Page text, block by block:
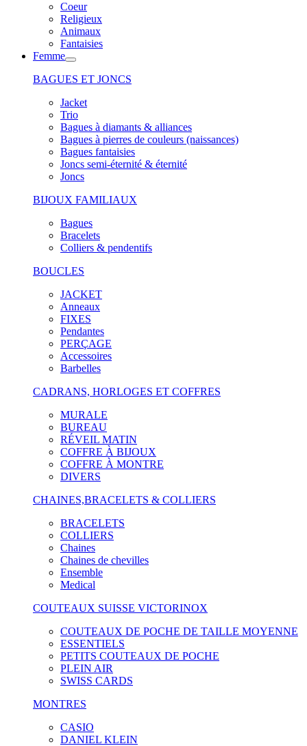
Coeur
Religieux
Animaux
Fantaisies
Femme
BAGUES ET JONCS
Jacket
Trio
Bagues à diamants & alliances
Bagues à pierres de couleurs (naissances)
Bagues fantaisies
Joncs semi-éternité & éternité
Joncs
BIJOUX FAMILIAUX
Bagues
Bracelets
Colliers & pendentifs
BOUCLES
JACKET
Anneaux
FIXES
Pendantes
PERÇAGE
Accessoires
Barbelles
CADRANS, HORLOGES ET COFFRES
MURALE
BUREAU
RÉVEIL MATIN
COFFRE À BIJOUX
COFFRE À MONTRE
DIVERS
CHAINES,BRACELETS & COLLIERS
BRACELETS
COLLIERS
Chaines
Chaines de chevilles
Ensemble
Medical
COUTEAUX SUISSE VICTORINOX
COUTEAUX DE POCHE DE TAILLE MOYENNE
ESSENTIELS
PETITS COUTEAUX DE POCHE
PLEIN AIR
SWISS CARDS
MONTRES
CASIO
DANIEL KLEIN